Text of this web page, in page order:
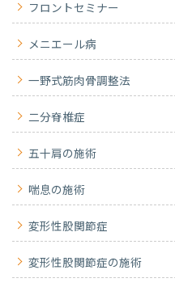
フロントセミナー
メニエール病
一野式筋肉骨調整法
二分脊椎症
五十肩の施術
喘息の施術
変形性股関節症
変形性股関節症の施術